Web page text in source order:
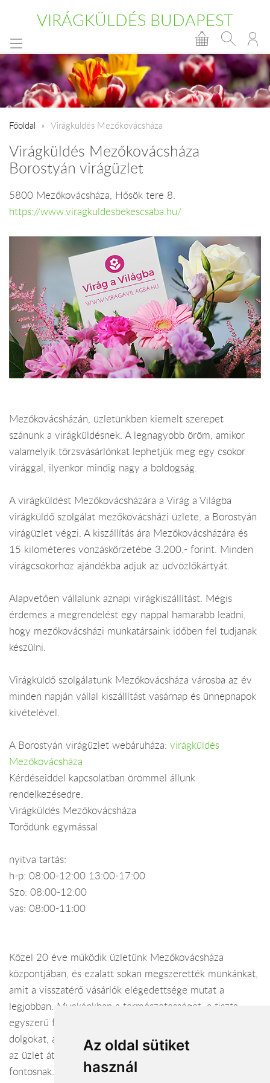
Az oldal sütiket
használ
VIRÁGKÜLDÉS BUDAPEST
Főoldal Virágküldés Mezőkovácsháza
Virágküldés Mezőkovácsháza
Borostyán virágüzlet
5800 Mezőkovácsháza, Hősök tere 8.
https://www.viragkuldesbekescsaba.hu/
Mezőkovácsházán, üzletünkben kiemelt szerepet
szánunk a virágküldésnek. A legnagyobb öröm, amikor
valamelyik törzsvásárlónkat lephetjük meg egy csokor
virággal, ilyenkor mindig nagy a boldogság.
A virágküldést Mezőkovácsházára a Virág a Világba
virágküldő szolgálat mezőkovácsházi üzlete, a Borostyán
virágüzlet végzi. A kiszállítás ára Mezőkovácsházára és
15 kilométeres vonzáskörzetébe 3.200.- forint. Minden
virágcsokorhoz ajándékba adjuk az üdvözlőkártyát.
Alapvetően vállalunk aznapi virágkiszállítást. Mégis
érdemes a megrendelést egy nappal hamarabb leadni,
hogy mezőkovácsházi munkatársaink időben fel tudjanak
készülni.
Virágküldő szolgálatunk Mezőkovácsháza városba az év
minden napján vállal kiszállítást vasárnap és ünnepnapok
kivételével.
A Borostyán virágüzlet webáruháza: virágküldés
Mezőkovácsháza
Kérdéseiddel kapcsolatban örömmel állunk
rendelkezésedre.
Virágküldés Mezőkovácsháza
Törődünk egymással
nyitva tartás:
h-p: 08:00-12:00 13:00-17:00
Szo: 08:00-12:00
vas: 08:00-11:00
Közel 20 éve működik üzletünk Mezőkovácsháza
központjában, és ezalatt sokan megszerették munkánkat,
amit a visszatérő vásárlók elégedettsége mutat a
legjobban. Munkánkban a természetességet, a tiszta,
egyszerű formákat részesítjük előnyben, kerüljük a művi
dolgokat, anyagokat. Üzletünkben a virágok frissességét,
az üzlet áttekinthetőségét, a tisztaságot tartjuk
fontosnak. Kedvenc feladatunk a csokor kötés, azon belül